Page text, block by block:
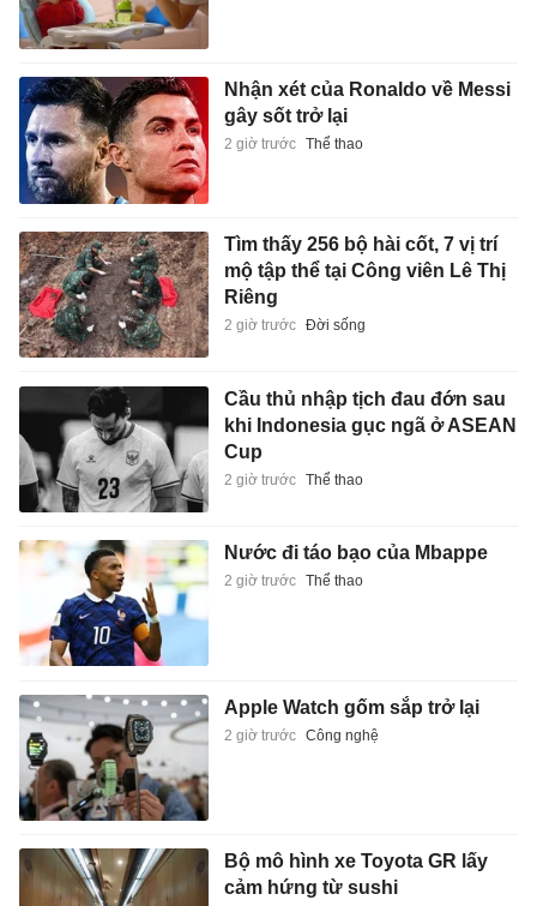
Nhận xét của Ronaldo về Messi
gây sốt trở lại
2 giờ trước Thể thao
Tìm thấy 256 bộ hài cốt, 7 vị trí
mộ tập thể tại Công viên Lê Thị
Riêng
2 giờ trước Đời sống
Cầu thủ nhập tịch đau đớn sau
khi Indonesia gục ngã ở ASEAN
Cup
2 giờ trước Thể thao
Nước đi táo bạo của Mbappe
2 giờ trước Thể thao
Apple Watch gốm sắp trở lại
2 giờ trước Công nghệ
Bộ mô hình xe Toyota GR lấy
cảm hứng từ sushi